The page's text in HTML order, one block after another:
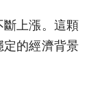
斷上漲。這顆
定的經濟背景